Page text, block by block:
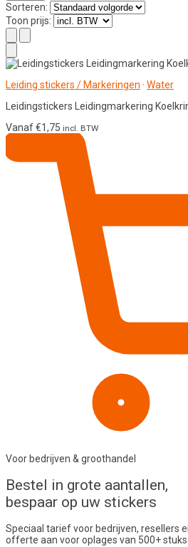
Sorteren:
Toon prijs:
Leiding stickers / Markeringen · Water
Leidingstickers Leidingmarkering
Vanaf€1,75 incl. BTW
Voor bedrijven & groothandel
Bestel in grote aantallen,
bespaar op uw stickers
Speciaal tarief voor bedrijven, resellers
offerte aan voor oplages van 500+ stuks.